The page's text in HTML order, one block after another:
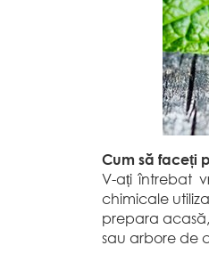
Cum să faceți
V-ați întrebat
chimicale
prepara
sau arbore de